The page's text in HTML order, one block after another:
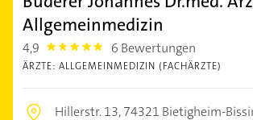
Allgemeinmedizin
4,9 4.9 6 Bewertungen
ÄRZTE: ALLGEMEINMEDIZIN (FACHÄRZTE)
Hillerstr. 13,74321 Bietigheim-